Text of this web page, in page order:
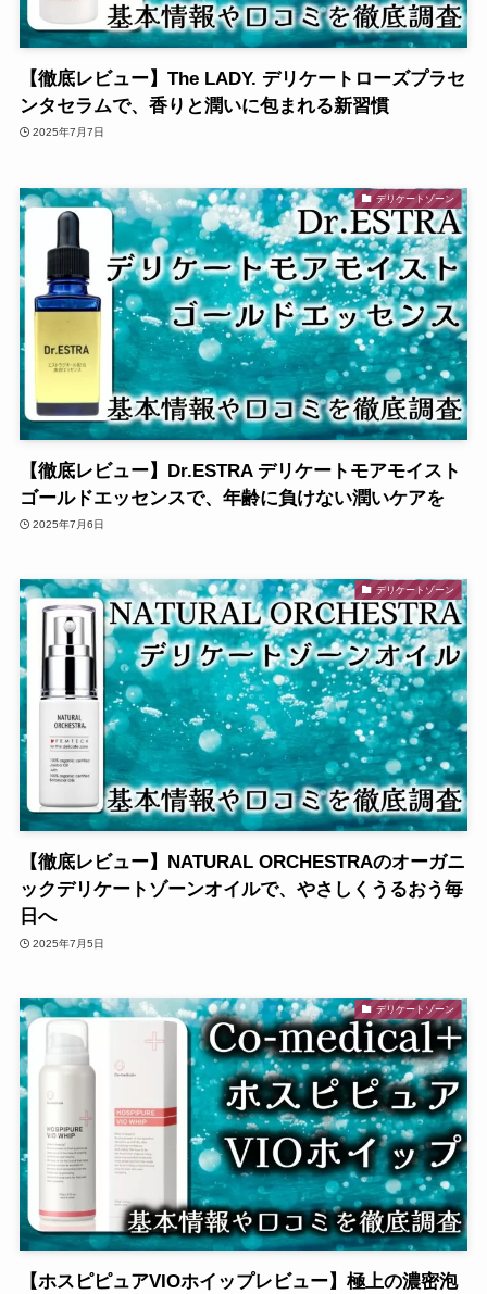
【徹底レビュー】The LADY. デリケートローズプラセ
ンタセラムで、香りと潤いに包まれる新習慣
2025年7月7日
デリケートゾーン
【徹底レビュー】Dr.ESTRA デリケートモアモイスト
ゴールドエッセンスで、年齢に負けない潤いケアを
2025年7月6日
デリケートゾーン
【徹底レビュー】NATURAL ORCHESTRAのオーガニ
ックデリケートゾーンオイルで、やさしくうるおう毎
日へ
2025年7月5日
デリケートゾーン
【ホスピピュアVIOホイップレビュー】極上の濃密泡